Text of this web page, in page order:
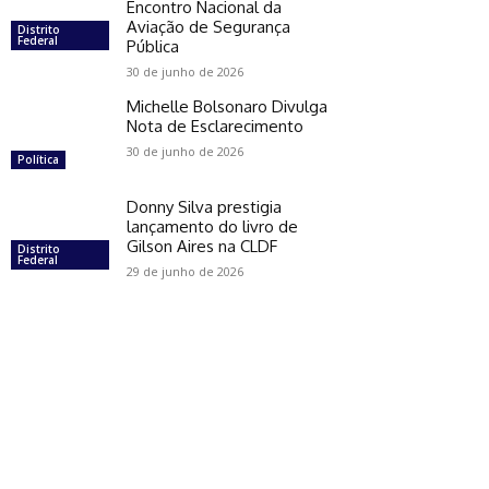
Distrito
Federal
Encontro Nacional da
Aviação de Segurança
Pública
30 de junho de 2026
Política
Michelle Bolsonaro Divulga
Nota de Esclarecimento
30 de junho de 2026
Distrito
Federal
Donny Silva prestigia
lançamento do livro de
Gilson Aires na CLDF
29 de junho de 2026